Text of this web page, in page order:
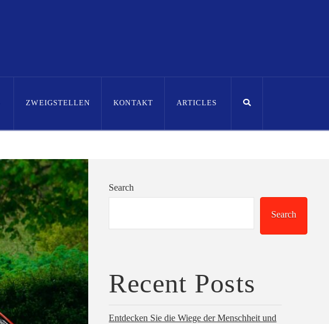
ZWEIGSTELLEN KONTAKT ARTICLES
Search
Search
Recent Posts
Entdecken Sie die Wiege der Menschheit und